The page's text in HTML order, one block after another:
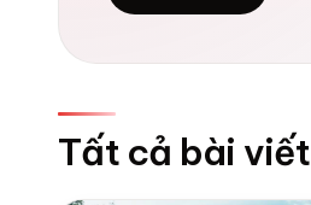
Tất cả bài